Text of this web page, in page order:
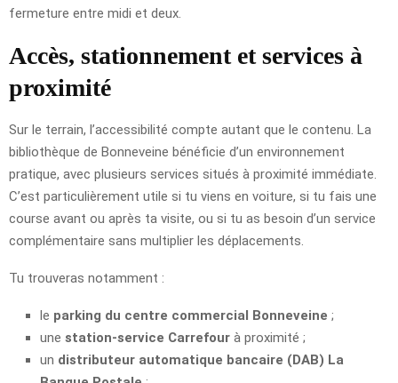
fermeture entre midi et deux.
Accès, stationnement et services à
proximité
Sur le terrain, l’accessibilité compte autant que le contenu. La
bibliothèque de Bonneveine bénéficie d’un environnement
pratique, avec plusieurs services situés à proximité immédiate.
C’est particulièrement utile si tu viens en voiture, si tu fais une
course avant ou après ta visite, ou si tu as besoin d’un service
complémentaire sans multiplier les déplacements.
Tu trouveras notamment :
le parking du centre commercial Bonneveine ;
une station-service Carrefour à proximité ;
un distributeur automatique bancaire (DAB) La